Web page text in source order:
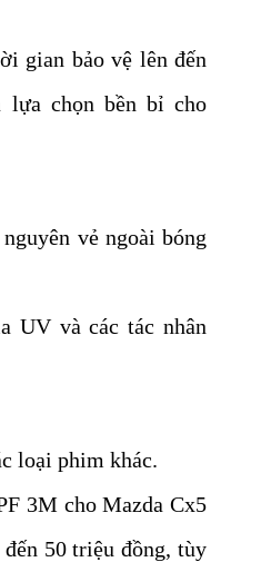
gian bảo vệ lên đến
lựa chọn bền bỉ cho
vẻ ngoài bóng
UV và các tác nhân
loại phim khác.
3M cho Mazda Cx5
50 triệu đồng, tùy